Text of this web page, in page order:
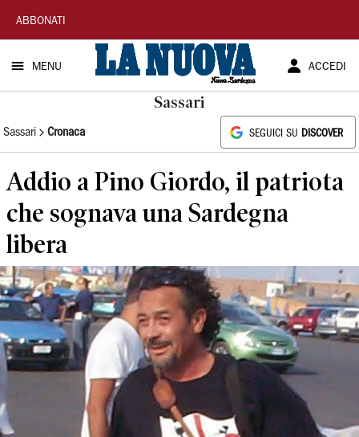
La
Nuova
Sardegna
ABBONATI
MENU ACCEDI
Sassari
Sassari Cronaca SEGUICI SU DISCOVER
Addio a Pino Giordo, il patriota
che sognava una Sardegna
libera